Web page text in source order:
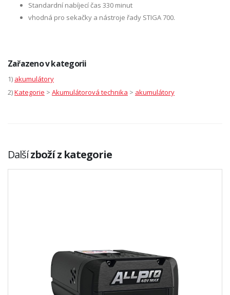
Standardní nabíjecí čas 330 minut
vhodná pro sekačky a nástroje řady STIGA 700.
Zařazeno v kategorii
1) akumulátory
2)Kategorie > Akumulátorová technika > akumulátory
Dalšízboží z kategorie